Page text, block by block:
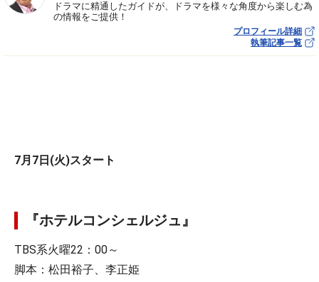
ドラマに精通したガイドが、ドラマを様々な角度から楽しむ為
の情報をご提供！
プロフィール詳細
執筆記事一覧
7月7日(火)スタート
『ホテルコンシェルジュ』
TBS系火曜22：00～
脚本：松田裕子、李正姫